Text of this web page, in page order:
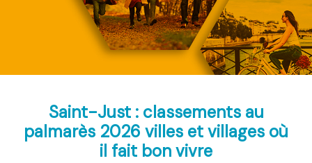
Saint-Just : classements au
palmarès 2026 villes et villages où
il fait bon vivre